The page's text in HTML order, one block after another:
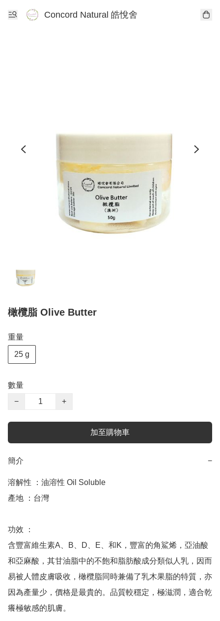
Concord Natural 皓悅舍
橄欖脂 Olive Butter
重量
25 g
數量
−
+
加至購物車
簡介 −
溶解性 ：油溶性 Oil Soluble
產地 ：台灣
功效 ：
含豐富維生素A、B、D、E、和K，豐富的角鯊烯，亞油酸
和亞麻酸，其甘油脂中的不飽和脂肪酸成分類似人乳，因而
易被人體皮膚吸收，橄欖脂同時兼備了乳木果脂的特質，亦
因為產量少，價格是最貴的。品質較穩定，極滋潤，適合乾
癢極敏感的肌膚。